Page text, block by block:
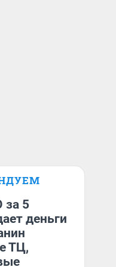
за 5
деньги
ТЦ,